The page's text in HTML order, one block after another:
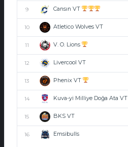
9 Cansın VT
10 Atletico Wolves VT
11 V. O. Lions
12 Livercool VT
13 Phenix VT
14 Kuva-yi Milliye Doğa Ata VT
15 BKS VT
16 Emsibulls